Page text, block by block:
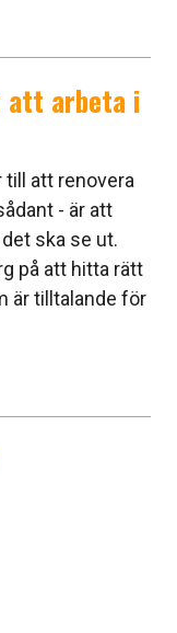
arbeta i
till att renovera
- är att
ska se ut.
på att hitta rätt
är tilltalande för